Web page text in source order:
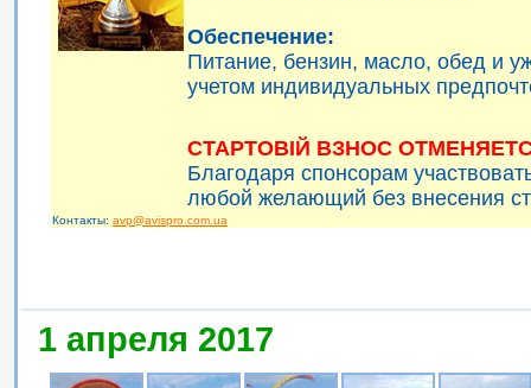
Обеспечение:
Питание, бензин, масло, обед и
учетом индивидуальных
СТАРТОВІЙ ВЗНОС
Благодаря спонсорам
любой желающий без внесения
Контакты: avp@avispro.com.ua
1 апреля 2017